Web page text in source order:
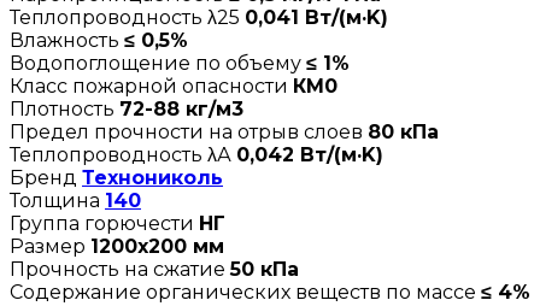
Теплопроводность λ25 0,041 Вт/(м·K)
Влажность ≤ 0,5%
Водопоглощение по объему ≤ 1%
Класс пожарной опасности КМ0
Плотность 72-88 кг/м3
Предел прочности на отрыв слоев 80 кПа
Теплопроводность λА 0,042 Вт/(м·K)
Бренд Технониколь
Толщина 140
Группа горючести НГ
Размер 1200х200 мм
Прочность на сжатие50 кПа
Содержание органических веществ по массе ≤ 4%